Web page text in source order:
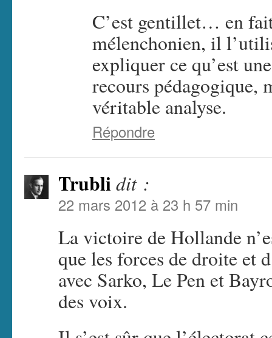
C’est gentillet… en
mélenchonien, il
expliquer ce qu’est
recours pédagogique,
véritable analyse.
Répondre
Trubli dit :
22 mars 2012 à 23 h 57 min
La victoire de Hollande
que les forces de droite et
avec Sarko, Le Pen et
des voix.